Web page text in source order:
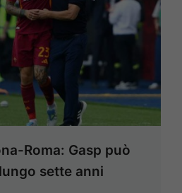
Roma: Gasp può
sette anni